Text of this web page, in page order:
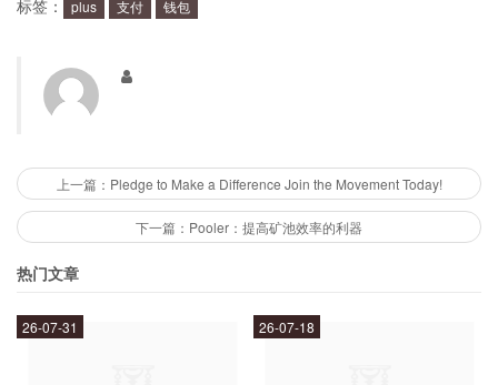
如何使用Plus钱包？
Plus钱包并下载安装。
才能使用它。
标签： plus 支付 钱包
上一篇：Pledge to Make a Difference Join the Movement Today!
下一篇：Pooler：提高矿池效率的利器
热门文章
26-07-31 26-07-18